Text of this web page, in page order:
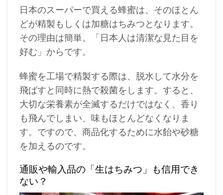
日本のスーパーで買える蜂蜜は、そのほとん
どが精製もしくは加糖はちみつとなります。
その理由は簡単。「日本人は清潔な見た目を
好む」からです。
蜂蜜を工場で精製する際は、脱水して水分を
飛ばすと同時に熱で殺菌をします。すると、
大切な栄養素が全滅するだけではなく、香り
も飛んでしまい、味もほとんどなくなりま
す。ですので、商品化するために水飴や砂糖
を加えるのです。
通販や輸入品の「生はちみつ」も信用でき
ない？